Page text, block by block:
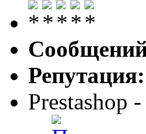
Репутация:
Prestashop